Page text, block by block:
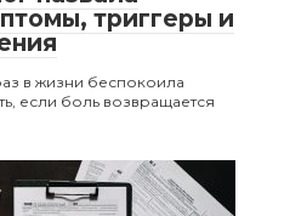
триггеры и
в жизни беспокоила
если боль возвращается